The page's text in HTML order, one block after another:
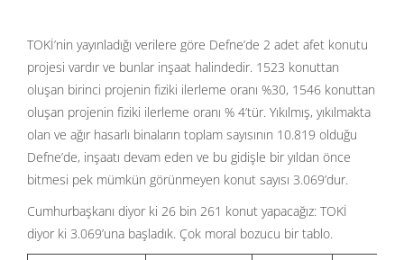
TOKİ’nin yayınladığı verilere göre Defne’de 2 adet afet konutu
projesi vardır ve bunlar inşaat halindedir. 1523 konuttan
oluşan birinci projenin fiziki ilerleme oranı %30, 1546 konuttan
oluşan projenin fiziki ilerleme oranı % 4’tür. Yıkılmış, yıkılmakta
olan ve ağır hasarlı binaların toplam sayısının 10.819 olduğu
Defne’de, inşaatı devam eden ve bu gidişle bir yıldan önce
bitmesi pek mümkün görünmeyen konut sayısı 3.069’dur.
Cumhurbaşkanı diyor ki 26 bin 261 konut yapacağız: TOKİ
diyor ki 3.069’una başladık. Çok moral bozucu bir tablo.